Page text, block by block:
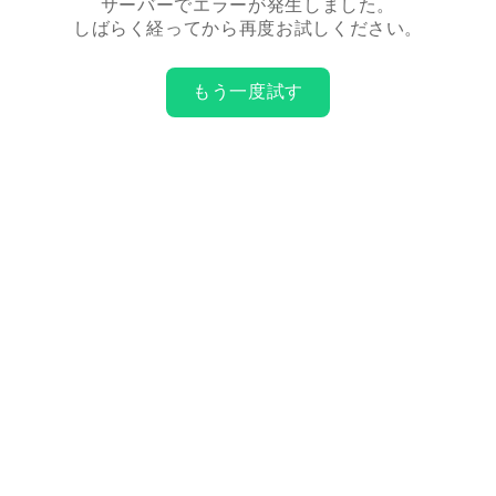
サーバーでエラーが発生しました。
しばらく経ってから再度お試しください。
もう一度試す